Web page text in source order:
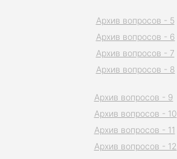
Архив вопросов - 5
Архив вопросов - 6
Архив вопросов - 7
Архив вопросов - 8
Архив вопросов - 9
Архив вопросов - 10
Архив вопросов - 11
Архив вопросов - 12